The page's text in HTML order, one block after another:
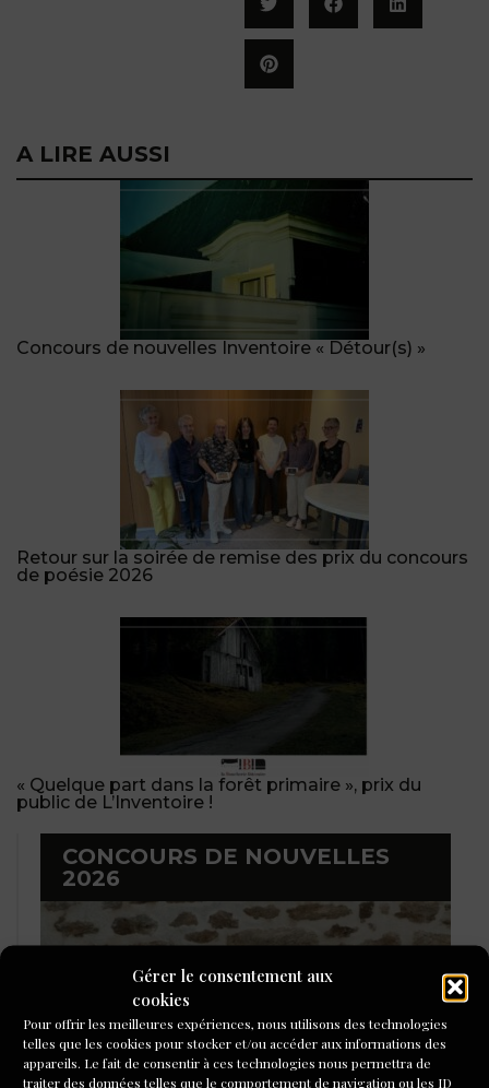
Gérer le consentement aux
cookies
Pour offrir les meilleures expériences, nous utilisons des technologies
telles que les cookies pour stocker et/ou accéder aux informations des
appareils. Le fait de consentir à ces technologies nous permettra de
traiter des données telles que le comportement de navigation ou les ID
A LIRE AUSSI
Concours de nouvelles Inventoire « Détour(s) »
Retour sur la soirée de remise des prix du concours
de poésie 2026
« Quelque part dans la forêt primaire », prix du
public de L’Inventoire !
CONCOURS DE NOUVELLES
2026